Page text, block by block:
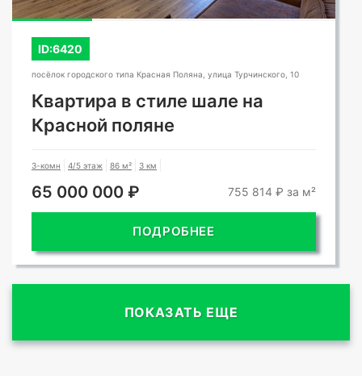
ID:6420
посёлок городского типа Красная Поляна, улица Турчинского, 10
Квартира в стиле шале на
Красной поляне
3-комн 4/5 этаж 86 м² 3 км
65 000 000 ₽ 755 814 ₽ за м²
ПОДРОБНЕЕ
ПОКАЗАТЬ ЕЩЕ